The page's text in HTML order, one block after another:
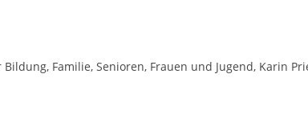
Familie, Senioren, Frauen und Jugend, Karin